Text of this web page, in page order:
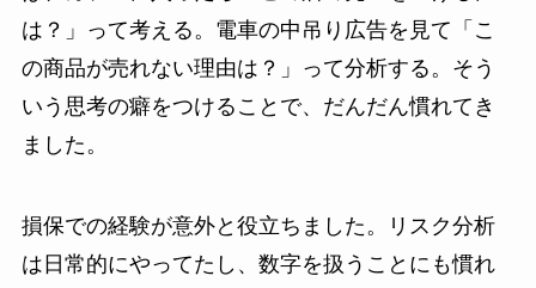
は？」って考える。電車の中吊り広告を見て「こ
の商品が売れない理由は？」って分析する。そう
いう思考の癖をつけることで、だんだん慣れてき
ました。
損保での経験が意外と役立ちました。リスク分析
は日常的にやってたし、数字を扱うことにも慣れ